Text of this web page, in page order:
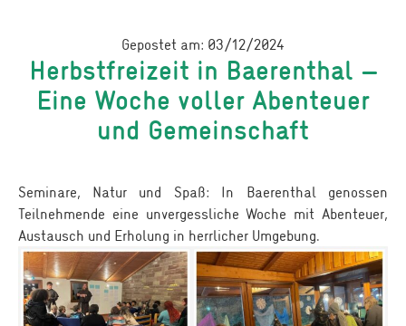
Gepostet am: 03/12/2024
Herbstfreizeit in Baerenthal –
Eine Woche voller Abenteuer
und Gemeinschaft
Seminare, Natur und Spaß: In Baerenthal genossen
Teilnehmende eine unvergessliche Woche mit Abenteuer,
Austausch und Erholung in herrlicher Umgebung.